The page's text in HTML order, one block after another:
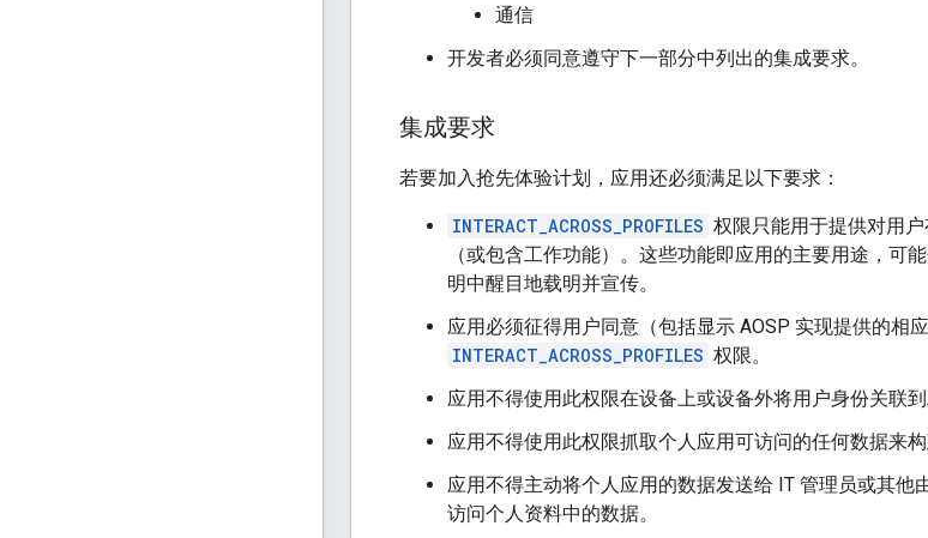
通信
开发者必须同意遵守下一部分中列出的集成要求。
集成要求
若要加入抢先体验计划，应用还必须满足以下要求：
INTERACT_ACROSS_PROFILES 权限只能用于提供对用
（或包含工作功能）。这些功能即应用的主要用途，可
明中醒目地载明并宣传。
应用必须征得用户同意（包括显示 AOSP 实现提供的相
INTERACT_ACROSS_PROFILES 权限。
应用不得使用此权限在设备上或设备外将用户身份关联
应用不得使用此权限抓取个人应用可访问的任何数据来构
应用不得主动将个人应用的数据发送给 IT 管理员或其
访问个人资料中的数据。